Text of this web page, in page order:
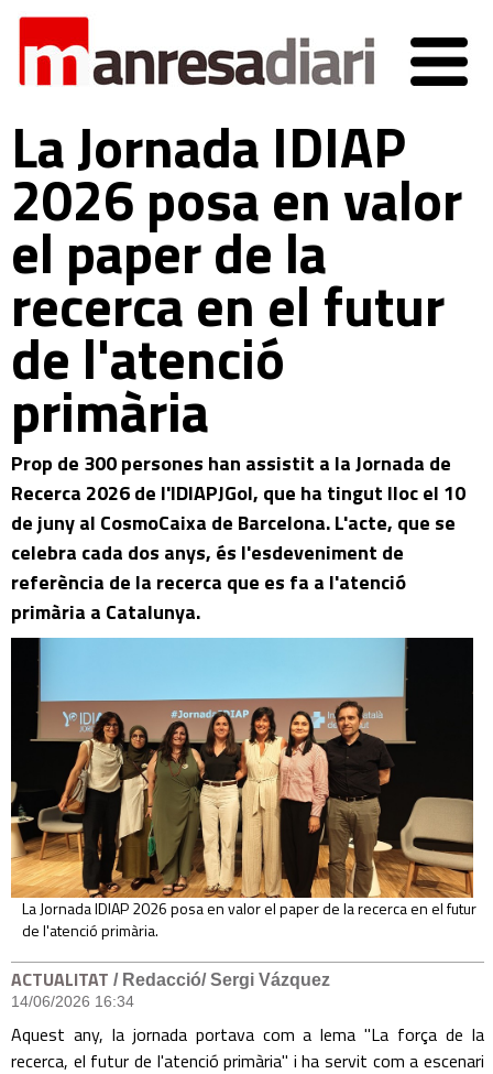
La Jornada IDIAP
2026 posa en valor
el paper de la
recerca en el futur
de l'atenció
primària
Prop de 300 persones han assistit a la Jornada de
Recerca 2026 de l'IDIAPJGol, que ha tingut lloc el 10
de juny al CosmoCaixa de Barcelona. L'acte, que se
celebra cada dos anys, és l'esdeveniment de
referència de la recerca que es fa a l'atenció
primària a Catalunya.
La Jornada IDIAP 2026 posa en valor el paper de la recerca en el futur
de l'atenció primària.
ACTUALITAT / Redacció/ Sergi Vázquez
14/06/2026 16:34
Aquest any, la jornada portava com a lema "La força de la
recerca, el futur de l'atenció primària" i ha servit com a escenari